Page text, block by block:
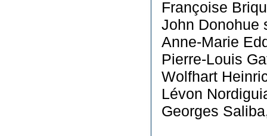
Françoise
John Donohue
Anne-Marie
Pierre-Louis
Wolfhart
Lévon
Georges